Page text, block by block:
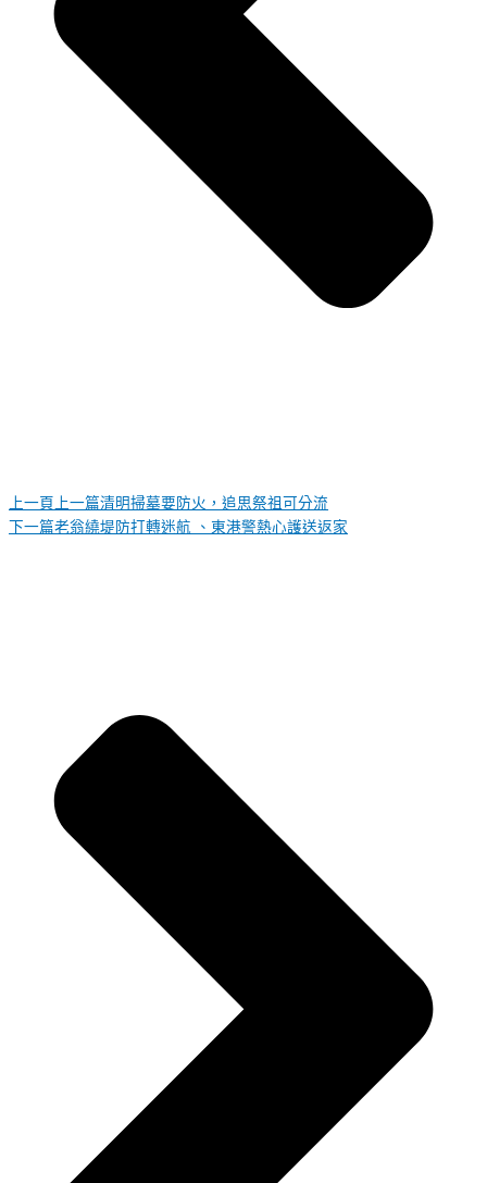
上一頁 上一篇清明掃墓要防火，追思祭祖可分流
下一篇老翁繞堤防打轉迷航 、東港警熱心護送返家